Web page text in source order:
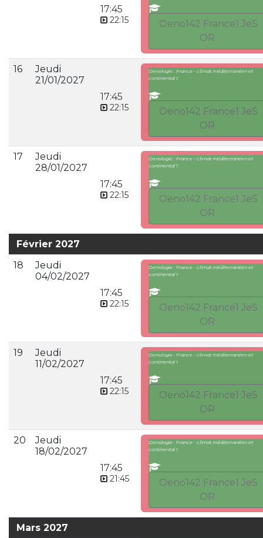
17:45
22:15
Oeno142 France1 JeS
OR
16
Jeudi
21/01/2027
17:45
22:15
Oenologie : France - climat méditerranéen et
continental 1
Oeno142 France1 JeS
OR
17
Jeudi
28/01/2027
17:45
22:15
Oenologie : France - climat méditerranéen et
continental 1
Oeno142 France1 JeS
OR
Février 2027
18
Jeudi
04/02/2027
17:45
22:15
Oenologie : France - climat méditerranéen et
continental 1
Oeno142 France1 JeS
OR
19
Jeudi
11/02/2027
17:45
22:15
Oenologie : France - climat méditerranéen et
continental 1
Oeno142 France1 JeS
OR
20
Jeudi
18/02/2027
17:45
21:45
Oenologie : France - climat méditerranéen et
continental 1
Oeno142 France1 JeS
OR
Mars 2027